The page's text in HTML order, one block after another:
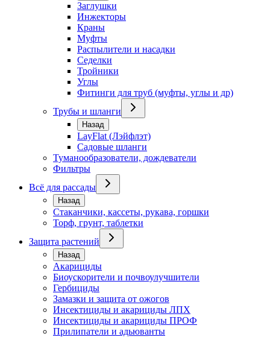
Заглушки
Инжекторы
Краны
Муфты
Распылители и насадки
Седелки
Тройники
Углы
Фитинги для труб (муфты, углы и др)
Трубы и шланги
Назад
LayFlat (Лэйфлэт)
Садовые шланги
Туманообразователи, дождеватели
Фильтры
Всё для рассады
Назад
Стаканчики, кассеты, рукава, горшки
Торф, грунт, таблетки
Защита растений
Назад
Акарициды
Биоускорители и почвоулучшители
Гербициды
Замазки и защита от ожогов
Инсектициды и акарициды ЛПХ
Инсектициды и акарициды ПРОФ
Прилипатели и адьюванты